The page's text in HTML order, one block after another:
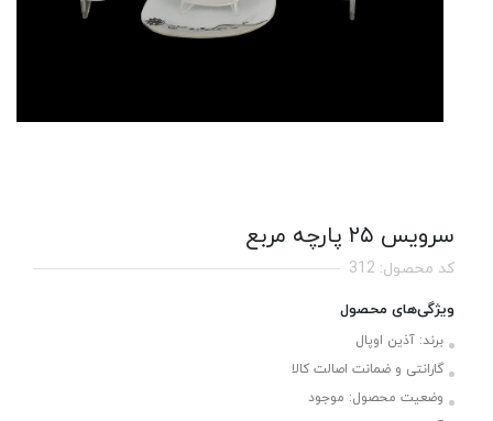
سرویس ۲۵ پارچه مربع
کد محصول: 312
ویژگی‌های محصول
برند: آذین اوپال
گارانتی و ضمانت اصالت کالا
وضعیت محصول: موجود